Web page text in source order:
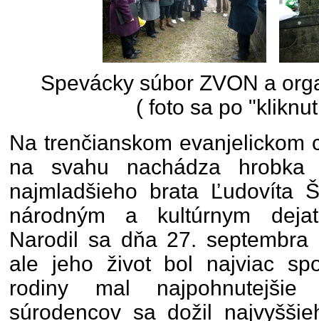
Spevácky súbor ZVON a
( foto sa po
Na trenčianskom evanjelickom
na svahu nachádza
najmladšieho brata Ľudovíta
národným a kultúrnym
Narodil sa dňa 27.
ale jeho život bol najviac
rodiny mal
súrodencov sa dožil